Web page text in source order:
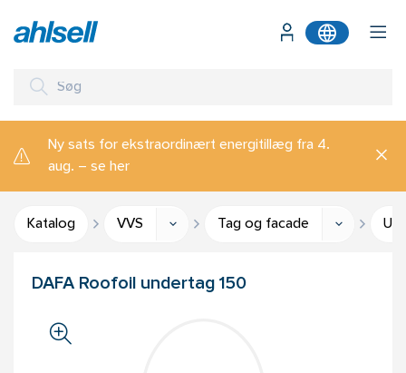
Ny sats for ekstraordinært energitillæg fra 4.
aug. – se her
Katalog VVS Tag og facade
DAFA Roofoil undertag 150